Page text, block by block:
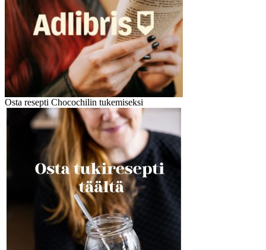
Osta resepti Chocochilin tukemiseksi